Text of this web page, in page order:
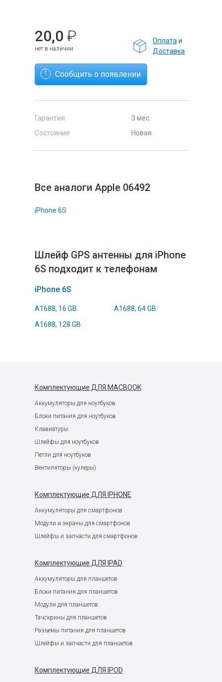
20,0 ₽
нет в наличии
Сообщить о появлении
Оплата и
Доставка
Гарантия
3 мес.
Состояние
Новая
Все аналоги Apple 06492
iPhone 6S
Шлейф GPS антенны для iPhone
6S подходит к телефонам
iPhone 6S
A1688, 16 GB
A1688, 64 GB
A1688, 128 GB
Комплектующие ДЛЯ MACBOOK
Аккумуляторы для ноутбуков
Блоки питания для ноутбуков
Клавиатуры
Шлейфы для ноутбуков
Петли для ноутбуков
Вентиляторы (кулеры)
Комплектующие ДЛЯ IPHONE
Аккумуляторы для смартфонов
Модули и экраны для смартфонов
Шлейфы и запчасти для смартфонов
Комплектующие ДЛЯ IPAD
Аккумуляторы для планшетов
Блоки питания для планшетов
Модули для планшетов
Тачскрины для планшетов
Разъемы питания для планшетов
Шлейфы и запчасти для планшетов
Комплектующие ДЛЯ IPOD